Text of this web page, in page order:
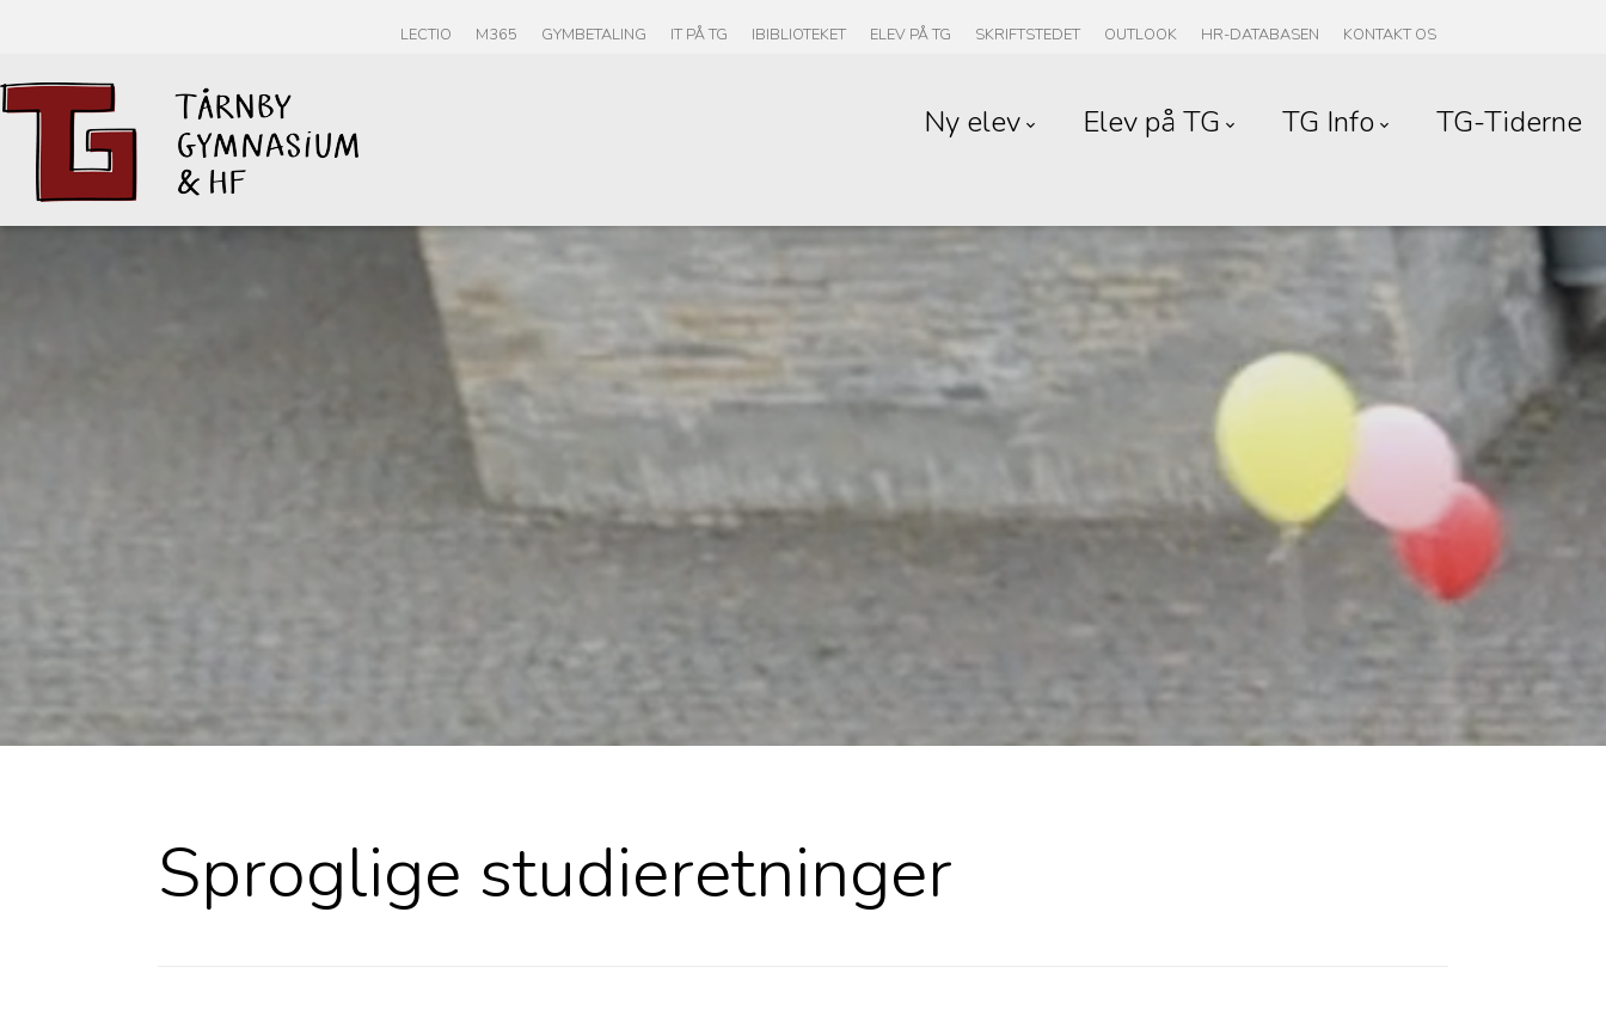
LECTIO M365 GYMBETALING IT PÅ TG IBIBLIOTEKET ELEV PÅ TG SKRIFTSTEDET OUTLOOK HR-DATABASEN KONTAKT OS
Ny elev Elev på TG TG Info TG-Tiderne
Sproglige studieretninger